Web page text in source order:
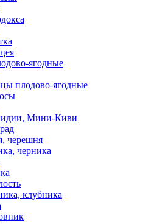
ягодные
плодово-ягодные
Мини-Киви
черешня
черника
клубника